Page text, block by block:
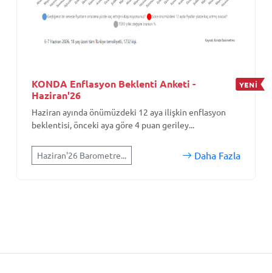
KONDA Enflasyon Beklenti Anketi -
Haziran'26
YENİ
Haziran ayında önümüzdeki 12 aya ilişkin enflasyon
beklentisi, önceki aya göre 4 puan geriley...
Haziran'26 Barometre... Daha Fazla